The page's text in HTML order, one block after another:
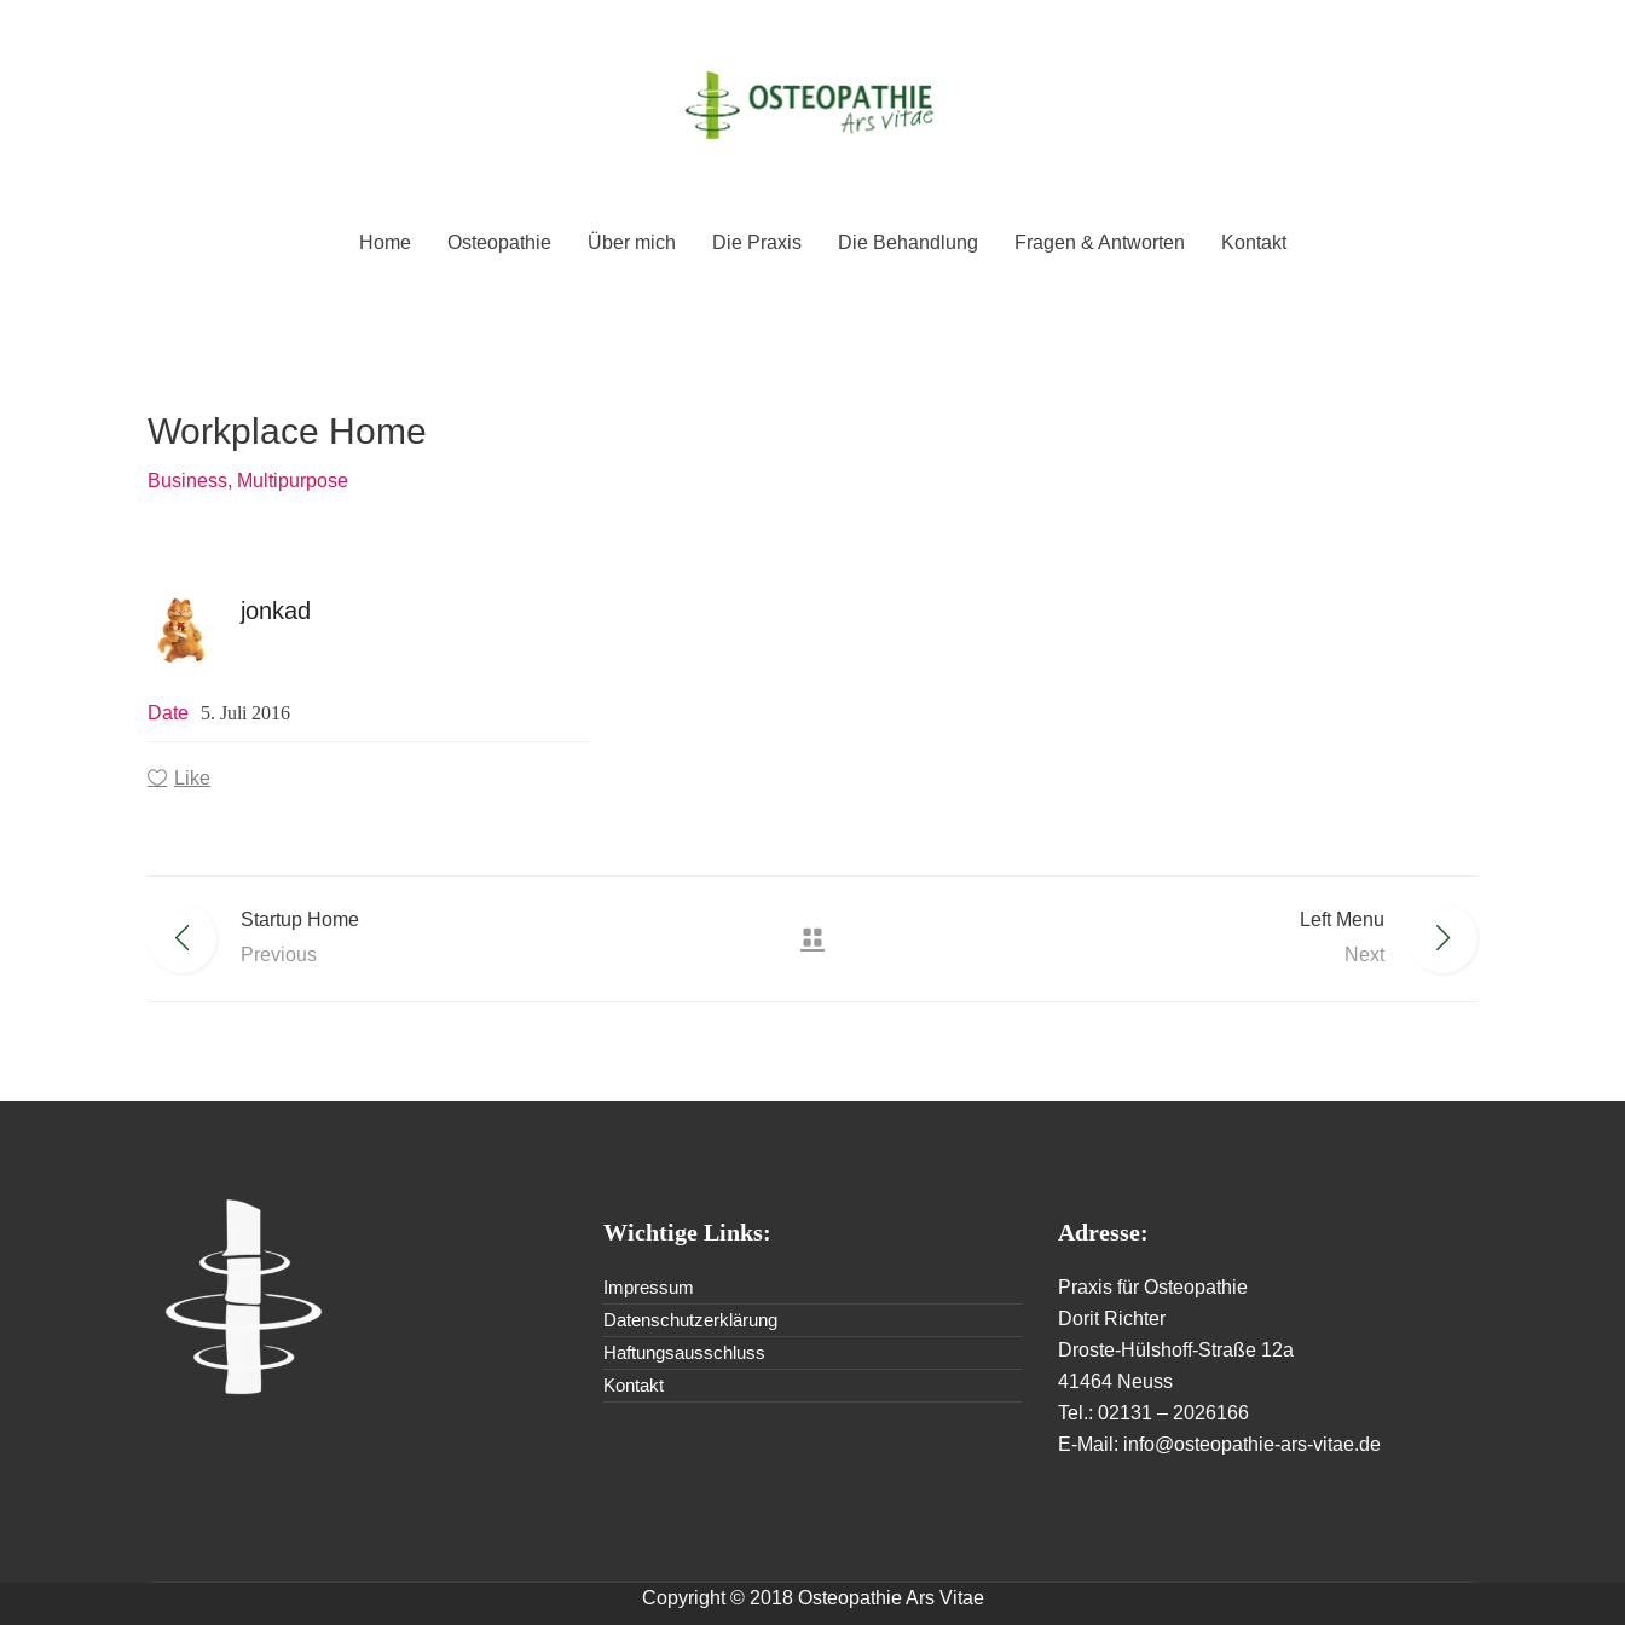
Home Osteopathie Über mich Die Praxis Die Behandlung Fragen & Antworten Kontakt
Workplace Home
Business, Multipurpose
jonkad
Date 5. Juli 2016
Like
Startup Home
Previous
Left Menu
Next
Wichtige Links:
Impressum
Datenschutzerklärung
Haftungsausschluss
Kontakt
Adresse:
Praxis für Osteopathie
Dorit Richter
Droste-Hülshoff-Straße 12a
41464 Neuss
Tel.: 02131 – 2026166
E-Mail: info@osteopathie-ars-vitae.de
Copyright © 2018 Osteopathie Ars Vitae